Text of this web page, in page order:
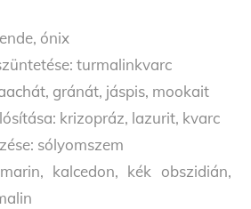
ónix
turmalinkvarc
gránát, jáspis, mookait
krizopráz, lazurit, kvarc
sólyomszem
kalcedon, kék obszidián,